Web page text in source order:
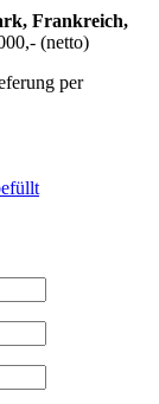
Frankreich,
(netto)
per